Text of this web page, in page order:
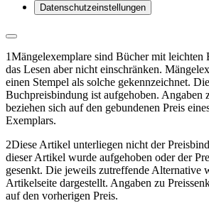
Datenschutzeinstellungen
1Mängelexemplare sind Bücher mit leichten
das Lesen aber nicht einschränken.
einen Stempel als solche gekennzeichnet.
Buchpreisbindung ist aufgehoben. Angaben
beziehen sich auf den gebundenen Preis
Exemplars.
2Diese Artikel unterliegen nicht der
dieser Artikel wurde aufgehoben oder der
gesenkt. Die jeweils zutreffende Alternative
Artikelseite dargestellt. Angaben zu
auf den vorherigen Preis.